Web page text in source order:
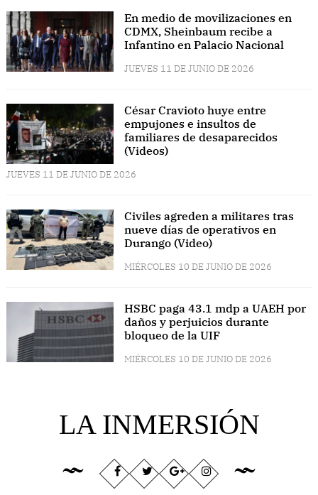
En medio de movilizaciones en
CDMX, Sheinbaum recibe a
Infantino en Palacio Nacional
JUEVES 11 DE JUNIO DE 2026
César Cravioto huye entre
empujones e insultos de
familiares de desaparecidos
(Videos)
JUEVES 11 DE JUNIO DE 2026
Civiles agreden a militares tras
nueve días de operativos en
Durango (Video)
MIÉRCOLES 10 DE JUNIO DE 2026
HSBC paga 43.1 mdp a UAEH por
daños y perjuicios durante
bloqueo de la UIF
MIÉRCOLES 10 DE JUNIO DE 2026
LA INMERSIÓN